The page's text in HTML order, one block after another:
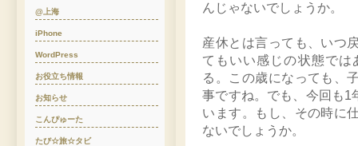
んじゃないでしょうか。
産休とは言っても、いつ
てもいい感じの状態では
る。この歳になっても、
事ですね。でも、今回も1
います。もし、その時に
ないでしょうか。
@上海
iPhone
WordPress
お役立ち情報
お知らせ
こんぴゅーた
たび☆旅☆タビ